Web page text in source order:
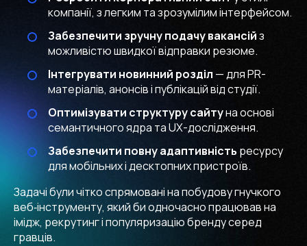
компанії, з легким та зрозумілим інтерфейсом.
Забезпечити зручну подачу вакансійз
можливістю швидкої відправки резюме.
Інтегрувати новинний розділ — для PR-
матеріалів, анонсів і публікацій від студії.
Оптимізувати структуру сайтуна основі
семантичного ядра та UX-дослідження.
Забезпечити повну адаптивність ресурсу
для мобільних і десктопних пристроїв.
Задачі були чітко спрямовані на побудову гнучкого
веб‑інструменту, який би одночасно працював на
імідж, рекрутинг і популяризацію бренду серед
гравців.